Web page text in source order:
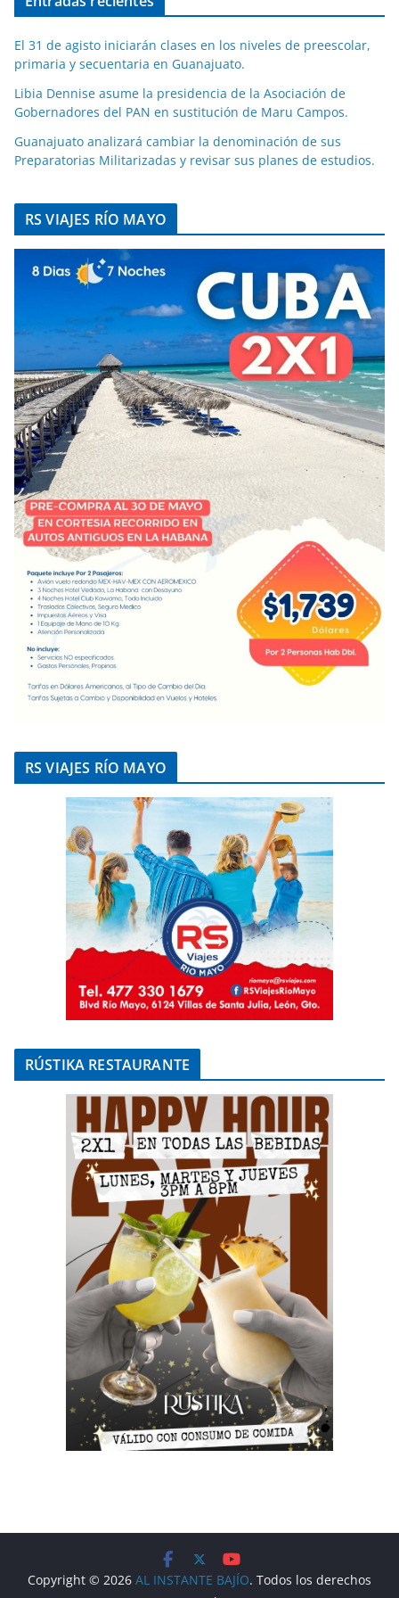
El 31 de agisto iniciarán clases en los niveles de preescolar,
primaria y secuentaria en Guanajuato.
Libia Dennise asume la presidencia de la Asociación de
Gobernadores del PAN en sustitución de Maru Campos.
Guanajuato analizará cambiar la denominación de sus
Preparatorias Militarizadas y revisar sus planes de estudios.
RS VIAJES RÍO MAYO
RS VIAJES RÍO MAYO
RÚSTIKA RESTAURANTE
Copyright © 2026 AL INSTANTE BAJÍO. Todos los derechos